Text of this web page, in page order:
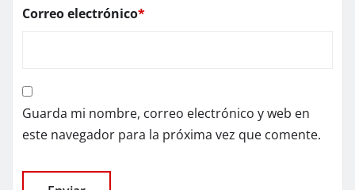
Correo electrónico*
Guarda mi nombre, correo electrónico y web en
este navegador para la próxima vez que comente.